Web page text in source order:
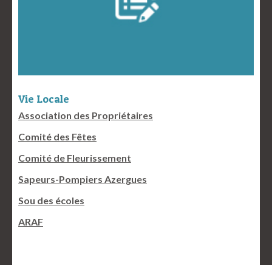
Vie Locale
Association des Propriétaires
Comité des Fêtes
Comité de Fleurissement
Sapeurs-Pompiers Azergues
Sou des écoles
ARAF